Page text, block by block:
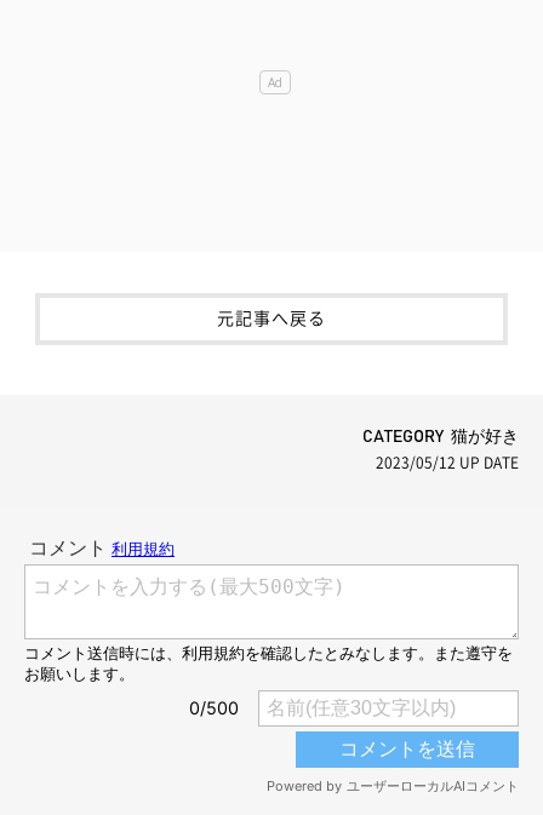
元記事へ戻る
CATEGORY 猫が好き
2023/05/12 UP DATE